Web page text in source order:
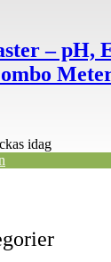
– pH,
idag